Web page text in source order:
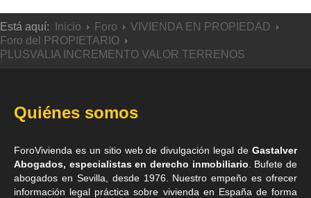
Está aquí: Inicio Foro
VIVIENDA EN PROPIEDAD
Foro del PROPIETARIO
PLUSVALIA INCREMENTO VALOR TERRENOS
Quiénes somos
ForoVivienda es un sitio web de divulgación legal de Gastalver
Abogados, especialistas en derecho inmobiliario . Bufete de
abogados en Sevilla , desde 1976. Nuestro empeño es ofrecer
información legal práctica sobre vivienda en España de forma